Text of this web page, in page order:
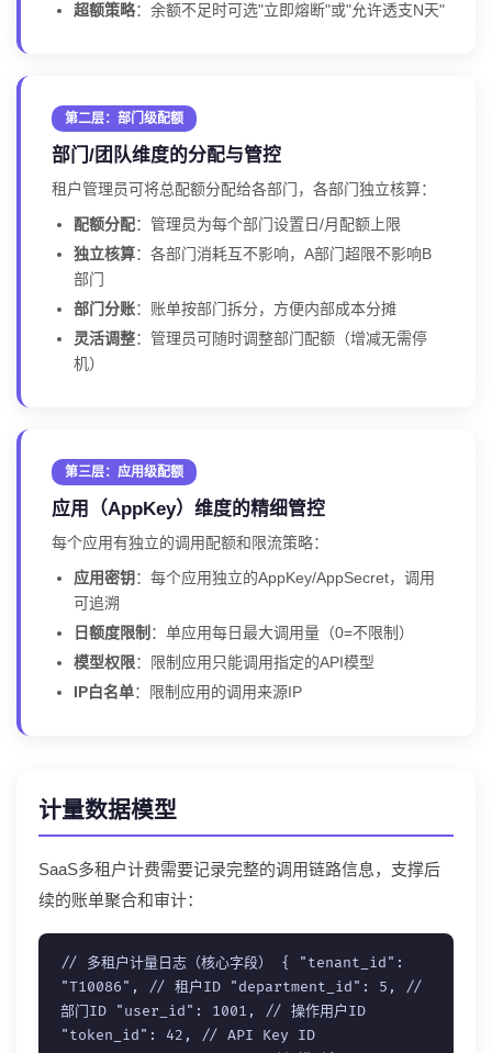
超额策略：余额不足时可选"立即熔断"或"允许透支N天"
第二层：部门级配额
部门/团队维度的分配与管控
租户管理员可将总配额分配给各部门，各部门独立核算：
配额分配：管理员为每个部门设置日/月配额上限
独立核算：各部门消耗互不影响，A部门超限不影响B
部门
部门分账：账单按部门拆分，方便内部成本分摊
灵活调整：管理员可随时调整部门配额（增减无需停
机）
第三层：应用级配额
应用（AppKey）维度的精细管控
每个应用有独立的调用配额和限流策略：
应用密钥 ：每个应用独立的AppKey/AppSecret，调用
可追溯
日额度限制 ：单应用每日最大调用量（0=不限制）
模型权限：限制应用只能调用指定的API模型
IP白名单：限制应用的调用来源IP
计量数据模型
SaaS多租户计费需要记录完整的调用链路信息，支撑后
续的账单聚合和审计：
// 多租户计量日志（核心字段） { "tenant_id" :
"T10086" , // 租户ID "department_id" : 5 ,
//
部门ID
"user_id" : 1001 ,
// 操作用户ID
"token_id" : 42 ,
// API Key ID